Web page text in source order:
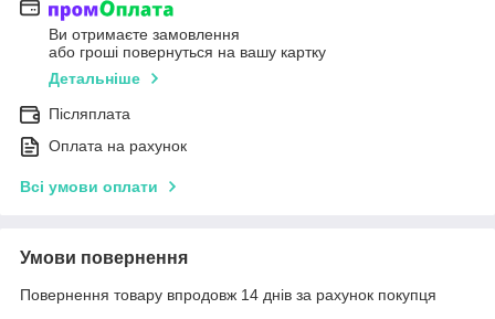
Ви отримаєте замовлення
або гроші повернуться на вашу картку
Детальніше
Післяплата
Оплата на рахунок
Всі умови оплати
Умови повернення
Повернення товару впродовж 14 днів за рахунок покупця